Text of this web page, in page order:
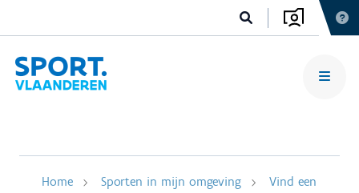
Home Sporten in mijn omgeving
Vind een